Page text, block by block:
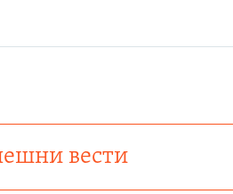
вести